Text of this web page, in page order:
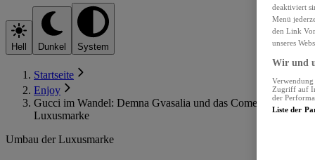
Hell Dunkel System
Startseite
Enjoy
Gucci im Wandel: Demna Gvasalia und das Comeback der
Luxusmarke
Umbau der Luxusmarke
deaktiviert
Menü
den Link
unseres
Wir und
Zugriff auf
der
Liste der